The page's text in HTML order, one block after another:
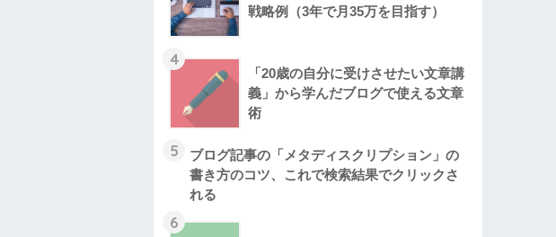
戦略例（3年で月35万を目指す）
4
「20歳の自分に受けさせたい文章講
義」から学んだブログで使える文章
術
5
ブログ記事の「メタディスクリプション」の
書き方のコツ、これで検索結果でクリックさ
れる
6